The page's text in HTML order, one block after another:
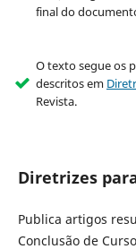
final do
O texto segue os
descritos em
Revista.
Diretrizes
Publica artigos
Conclusão de